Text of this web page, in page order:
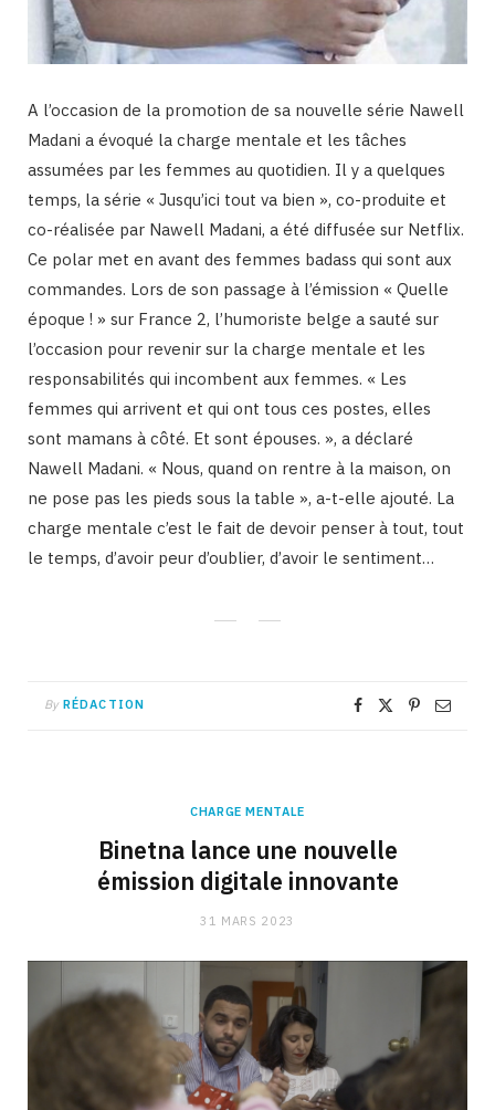
A l’occasion de la promotion de sa nouvelle série Nawell
Madani a évoqué la charge mentale et les tâches
assumées par les femmes au quotidien. Il y a quelques
temps, la série « Jusqu’ici tout va bien », co-produite et
co-réalisée par Nawell Madani, a été diffusée sur Netflix.
Ce polar met en avant des femmes badass qui sont aux
commandes. Lors de son passage à l’émission « Quelle
époque ! » sur France 2, l’humoriste belge a sauté sur
l’occasion pour revenir sur la charge mentale et les
responsabilités qui incombent aux femmes. « Les
femmes qui arrivent et qui ont tous ces postes, elles
sont mamans à côté. Et sont épouses. », a déclaré
Nawell Madani. « Nous, quand on rentre à la maison, on
ne pose pas les pieds sous la table », a-t-elle ajouté. La
charge mentale c’est le fait de devoir penser à tout, tout
le temps, d’avoir peur d’oublier, d’avoir le sentiment…
By RÉDACTION
CHARGE MENTALE
Binetna lance une nouvelle
émission digitale innovante
31 MARS 2023